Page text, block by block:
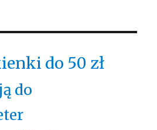
do 50 zł
do